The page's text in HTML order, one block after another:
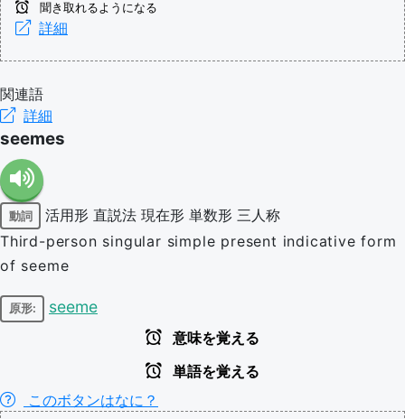
聞き取れるようになる
詳細
関連語
詳細
seemes
動詞 活用形 直説法 現在形 単数形 三人称
Third-person singular simple present indicative form
of seeme
原形: seeme
意味を覚える
単語を覚える
このボタンはなに？